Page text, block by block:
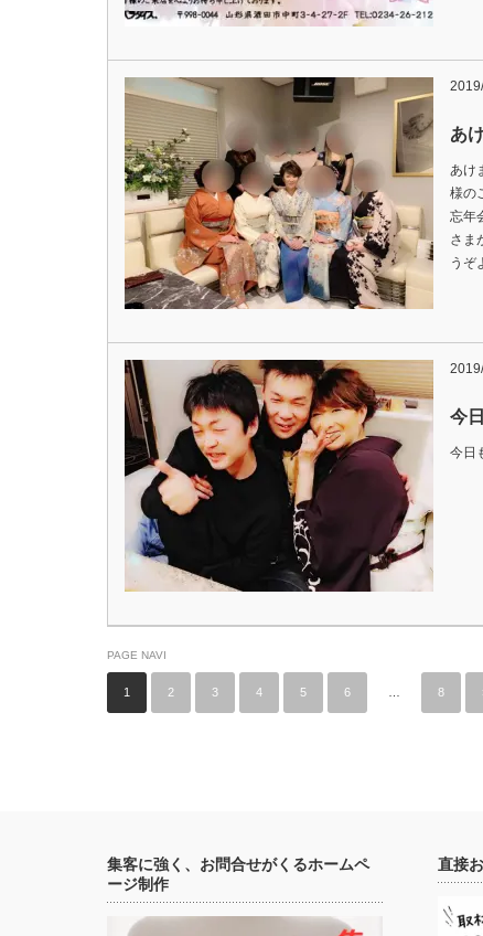
あ
あけ
様の
忘年
さま
うぞ
今
今日
PAGE NAVI
1 2 3 4 5 6 8
集客に強く、お問合せがくるホームペ
ージ制作
直接